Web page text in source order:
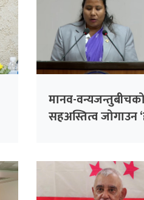
मानव-
सहअस्तित्व जोगाउन